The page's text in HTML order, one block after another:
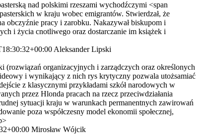
nad polskimi rzeszami wychodźczymi <span
w kraju wobec emigrantów. Stwierdzał, że
obczyźnie pracy i zarobku. Nakazywał biskupom i
i życia cnotliwego oraz dostarczanie im książek i
Aleksander Lipski
(rozwiązań organizacyjnych i zarządczych oraz określonych
i wynikający z nich rys krytyczny pozwala utożsamiać
z klasycznymi przykładami szkół narodowych w
przez Hlonda pracach na rzecz przeciwdziałania
sytuacji kraju w warunkach permanentnych zawirowań
poza współczesny model ekonomii społecznej,
Mirosław Wójcik